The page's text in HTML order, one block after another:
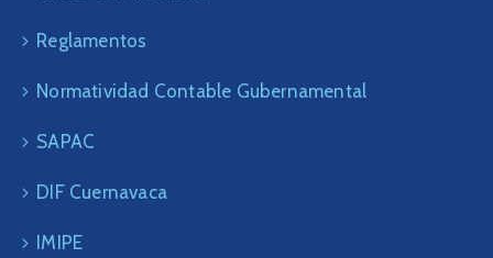
Reglamentos
Normatividad Contable Gubernamental
SAPAC
DIF Cuernavaca
IMIPE